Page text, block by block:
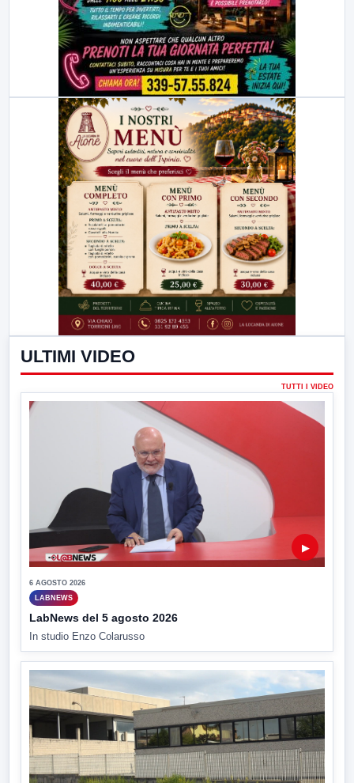
ULTIMI VIDEO
TUTTI I VIDEO
▶
6 AGOSTO 2026
LABNEWS
LabNews del 5 agosto 2026
In studio Enzo Colarusso